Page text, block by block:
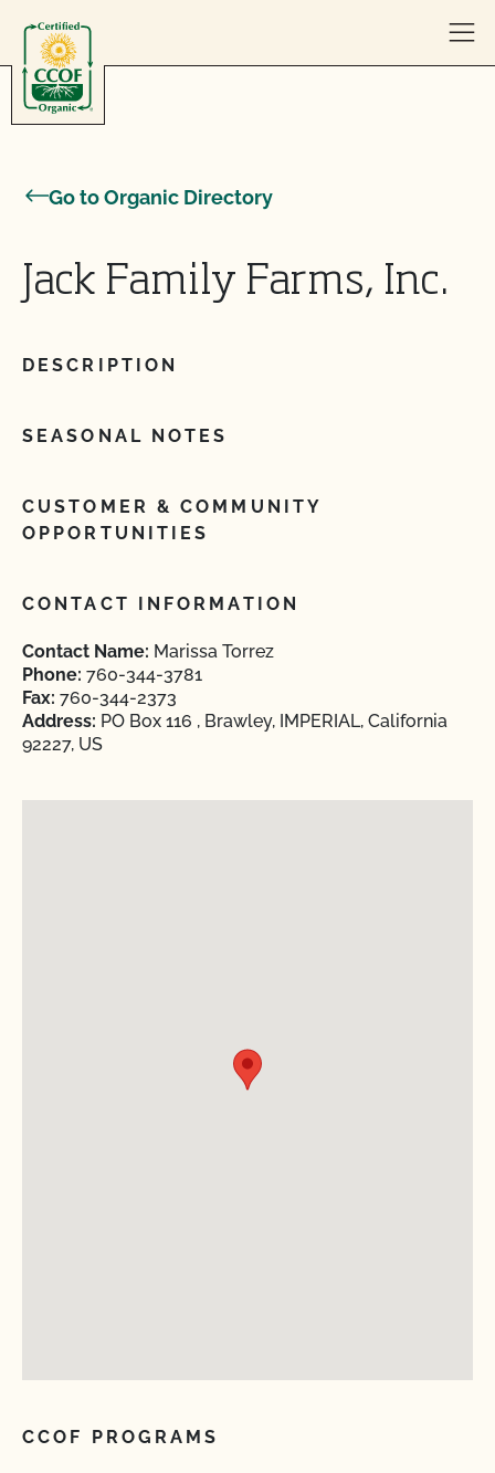
Go to Organic Directory
Jack Family Farms, Inc.
DESCRIPTION
SEASONAL NOTES
CUSTOMER & COMMUNITY
OPPORTUNITIES
CONTACT INFORMATION
Contact Name: Marissa Torrez
Phone: 760-344-3781
Fax: 760-344-2373
Address: PO Box 116 , Brawley, IMPERIAL, California
92227, US
CCOF PROGRAMS